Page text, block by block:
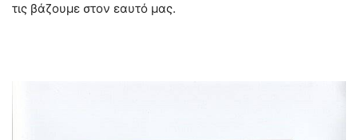
τις βάζουμε στον εαυτό μας.